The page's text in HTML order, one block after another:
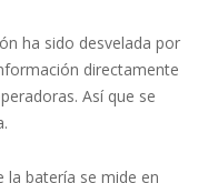
ha sido desvelada por
directamente
Así que se
la batería se mide en